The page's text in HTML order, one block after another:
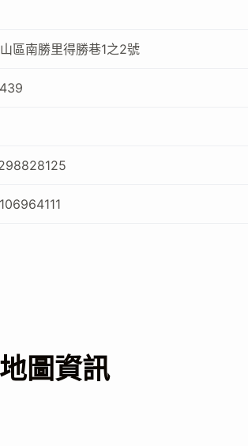
區南勝里得勝巷1之2號
圖資訊